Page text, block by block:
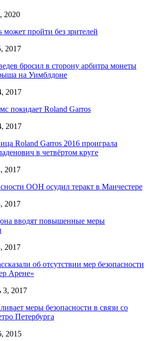
2020
может пройти без зрителей
2017
бросил в сторону арбитра монеты
на Уимблдоне
2017
покидает Roland Garros
2017
Roland Garros 2016 проиграла
в четвёртом круге
2017
ООН осудил теракт в Манчестере
2017
вводят повышенные меры
2017
об отсутствии мер безопасности
Арене»
3, 2017
меры безопасности в связи со
Петербурга
2015